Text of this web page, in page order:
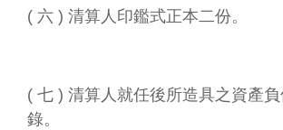
( 六 ) 清算人印鑑式正本二份。
( 七 ) 清算人就任後所造具之資產負
錄。